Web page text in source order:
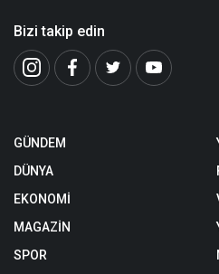
Bizi takip edin
GÜNDEM
DÜNYA
EKONOMİ
MAGAZİN
SPOR